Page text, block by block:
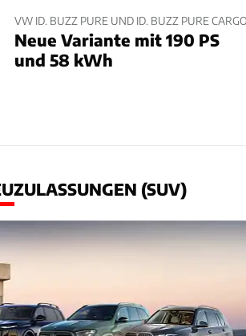
VW ID. BUZZ PURE UND ID. BUZZ PURE CARGO
Neue Variante mit 190 PS
und 58 kWh
(SUV)